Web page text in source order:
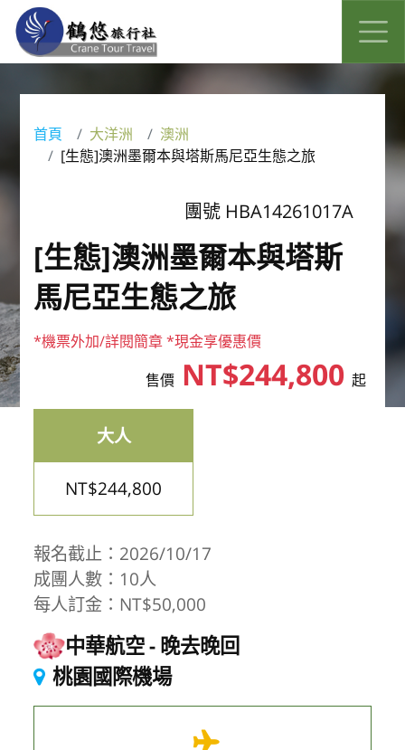
首頁 大洋洲
澳洲
[生態]澳洲墨爾本與塔斯馬尼亞生態之旅
團號 HBA14261017A
[生態]澳洲墨爾本與塔斯
馬尼亞生態之旅
*機票外加/詳閱簡章 *現金享優惠價
售價NT$244,800 起
大人
NT$244,800
報名截止：2026/10/17
成團人數：10人
每人訂金：NT$50,000
中華航空 晚去晚回
桃園國際機場